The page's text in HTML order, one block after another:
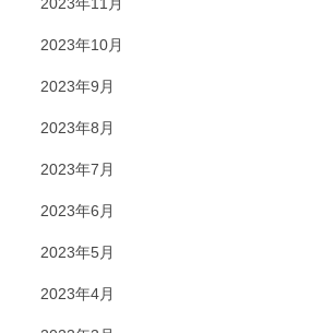
2023年10月
2023年9月
2023年8月
2023年7月
2023年6月
2023年5月
2023年4月